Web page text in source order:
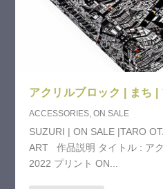
アクリルブロック | まち |
ACCESSORIES,ON SALE
SUZURI | ON SALE |TARO
ART 作品説明 タイトル : ア
2022 プリント ON...